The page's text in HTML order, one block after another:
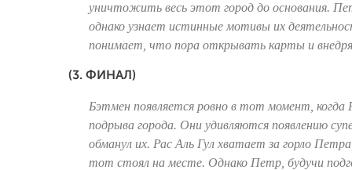
уничтожить весь этот город до основания.
однако узнает истинные мотивы их
понимает, что пора открывать карты и
(3. ФИНАЛ)
Бэтмен появляется ровно в тот момент,
подрыва города. Они удивляются появлению
обманул их. Рас Аль Гул хватает за горло
тот стоял на месте. Однако Петр, будучи